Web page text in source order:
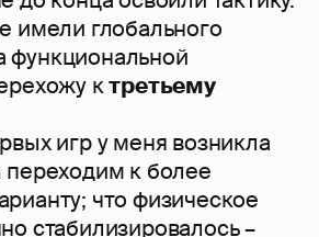
имели глобального
функциональной
ктретьему
игр у меня возникла
к более
что физическое
стабилизировалось –